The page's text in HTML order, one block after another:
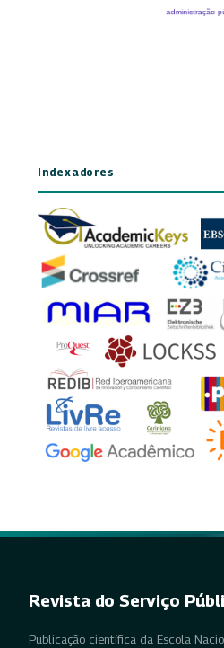
Indexadores
Revista do Serviço
Publicação científica da Escola